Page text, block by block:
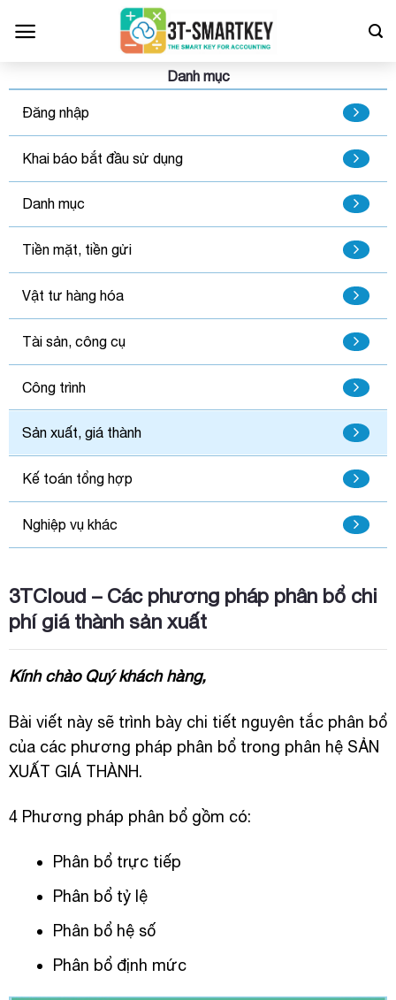
qua
Danh mục
Đăng nhập
Khai báo bắt đầu sử dụng
Danh mục
Tiền mặt, tiền gửi
Vật tư hàng hóa
Tài sản, công cụ
Công trình
Sản xuất, giá thành
Kế toán tổng hợp
Nghiệp vụ khác
3TCloud – Các phương pháp phân bổ chi
phí giá thành sản xuất
Kính chào Quý khách hàng,
Bài viết này sẽ trình bày chi tiết nguyên tắc phân bổ
của các phương pháp phân bổ trong phân hệ SẢN
XUẤT GIÁ THÀNH.
4 Phương pháp phân bổ gồm có:
Phân bổ trực tiếp
Phân bổ tỷ lệ
Phân bổ hệ số
Phân bổ định mức